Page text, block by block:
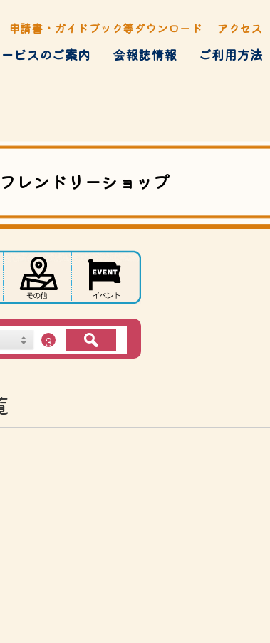
申請書・ガイドブック等ダウンロード アクセス
ビスのご案内 会報誌情報 ご利用方法
フレンドリーショップ
３